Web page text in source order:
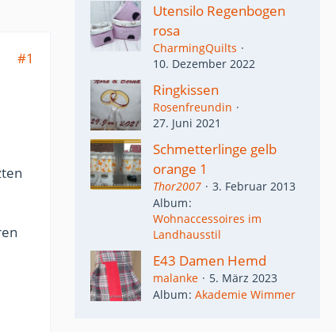
#1
Utensilo Regenbogen
rosa
CharmingQuilts
10. Dezember 2022
Ringkissen
Rosenfreundin
27. Juni 2021
Schmetterlinge gelb
orange 1
Thor2007
3. Februar 2013
Album
Wohnaccessoires im
Landhausstil
E43 Damen Hemd
malanke
5. März 2023
Album Akademie Wimmer